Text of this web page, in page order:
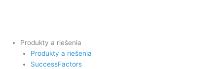
Produkty a riešenia
Produkty a riešenia
SuccessFactors